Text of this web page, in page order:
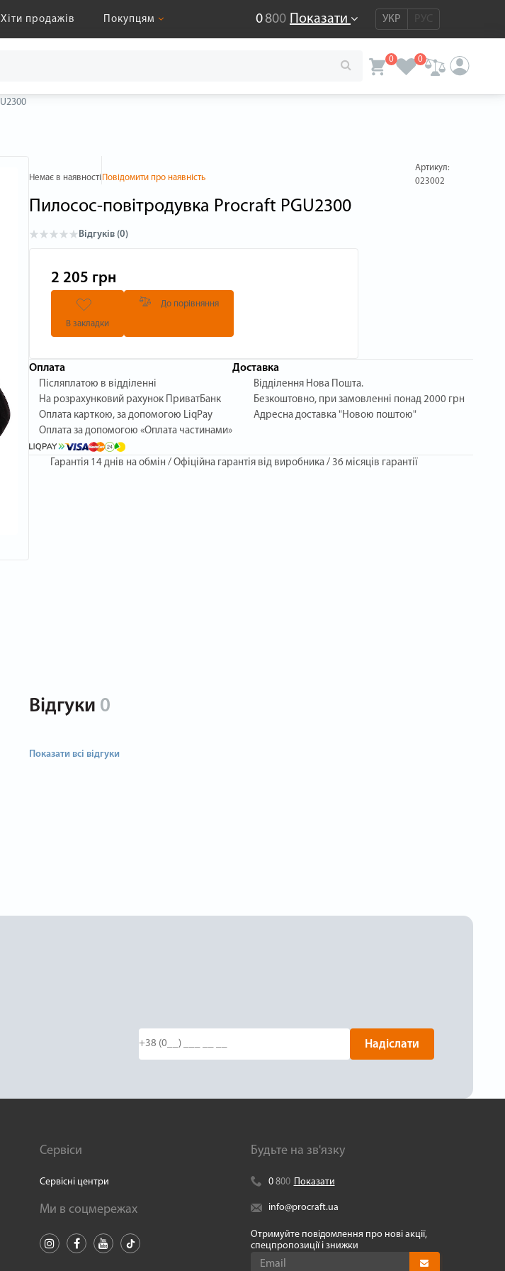
Хіти продажів Покупцям 0800 Показати УКР РУС
0 0
Немає в наявності Повідомити про наявність
Артикул:
023002
Пилосос-повітродувка Procraft PGU2300
Відгуків (0)
2 205 грн
В закладки
До порівняння
Оплата
Післяплатою в відділенні
На розрахунковий рахунок ПриватБанк
Оплата карткою, за допомогою LiqPay
Оплата за допомогою «Оплата частинами»
Доставка
Відділення Нова Пошта.
Безкоштовно, при замовленні понад 2000 грн
Адресна доставка "Новою поштою"
Гарантія 14 днів на обмін / Офіційна гарантія від виробника / 36 місяців гарантії
Відгуки 0
Показати всі відгуки
Надіслати
Сервіси
Сервісні центри
Ми в соцмережах
Будьте на зв'язку
0 800 Показати
info@procraft.ua
Отримуйте повідомлення про нові акції,
спецпропозиції і знижки